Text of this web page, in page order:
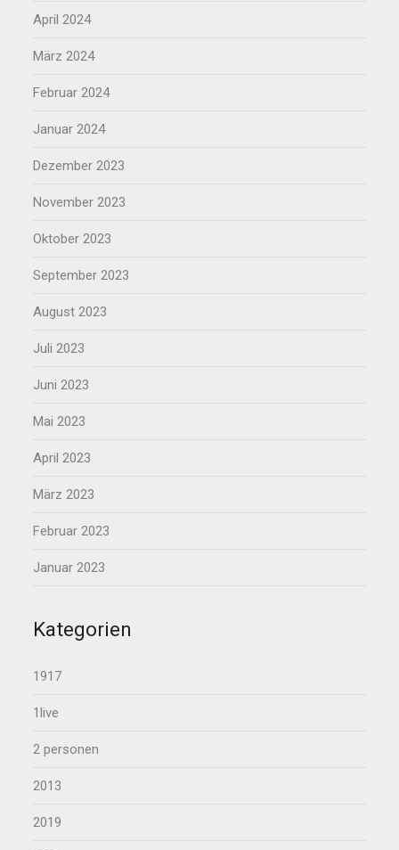
April 2024
März 2024
Februar 2024
Januar 2024
Dezember 2023
November 2023
Oktober 2023
September 2023
August 2023
Juli 2023
Juni 2023
Mai 2023
April 2023
März 2023
Februar 2023
Januar 2023
Kategorien
1917
1live
2 personen
2013
2019